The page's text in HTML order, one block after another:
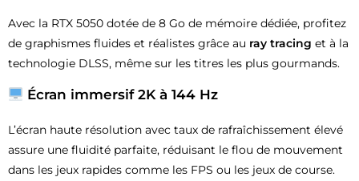
Avec la RTX 5050 dotée de 8 Go de mémoire dédiée, profitez
de graphismes fluides et réalistes grâce au ray tracing et à la
technologie DLSS, même sur les titres les plus gourmands.
Écran immersif 2K à 144 Hz
L’écran haute résolution avec taux de rafraîchissement élevé
assure une fluidité parfaite, réduisant le flou de mouvement
dans les jeux rapides comme les FPS ou les jeux de course.